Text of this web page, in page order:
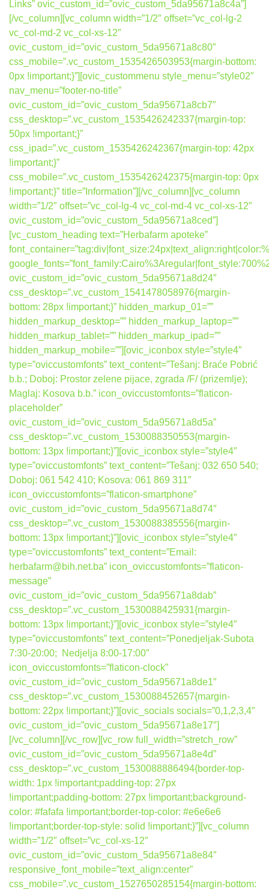
Links” ovic_custom_id=”ovic_custom_5da95671a8c4a”]
[/vc_column][vc_column width=”1/2″ offset=”vc_col-lg-2
vc_col-md-2 vc_col-xs-12″
ovic_custom_id=”ovic_custom_5da95671a8c80″
css_mobile=”.vc_custom_1535426503953{margin-bottom:
0px !important;}”][ovic_custommenu style_menu=”style02″
nav_menu=”footer-no-title”
ovic_custom_id=”ovic_custom_5da95671a8cb7″
css_desktop=”.vc_custom_1535426242337{margin-top:
50px !important;}”
css_ipad=”.vc_custom_1535426242367{margin-top: 42px
!important;}”
css_mobile=”.vc_custom_1535426242375{margin-top: 0px
!important;}” title=”Information”][/vc_column][vc_column
width=”1/2″ offset=”vc_col-lg-4 vc_col-md-4 vc_col-xs-12″
ovic_custom_id=”ovic_custom_5da95671a8ced”]
[vc_custom_heading text=”Herbafarm apoteke”
ovic_custom_id=”ovic_custom_5da95671a8d24″
css_desktop=”.vc_custom_1541478058976{margin-
bottom: 28px !important;}” hidden_markup_01=””
hidden_markup_desktop=”” hidden_markup_laptop=””
hidden_markup_tablet=”” hidden_markup_ipad=””
hidden_markup_mobile=””][ovic_iconbox style=”style4″
type=”oviccustomfonts” text_content=”Tešanj: Braće Pobrić
b.b.; Doboj: Prostor zelene pijace, zgrada /F/ (prizemlje);
Maglaj: Kosova b.b.” icon_oviccustomfonts=”flaticon-
placeholder”
ovic_custom_id=”ovic_custom_5da95671a8d5a”
css_desktop=”.vc_custom_1530088350553{margin-
bottom: 13px !important;}”][ovic_iconbox style=”style4″
type=”oviccustomfonts” text_content=”Tešanj: 032 650 540;
Doboj: 061 542 410; Kosova: 061 869 311″
icon_oviccustomfonts=”flaticon-smartphone”
ovic_custom_id=”ovic_custom_5da95671a8d74″
css_desktop=”.vc_custom_1530088385556{margin-
bottom: 13px !important;}”][ovic_iconbox style=”style4″
type=”oviccustomfonts” text_content=”Email:
herbafarm@bih.net.ba” icon_oviccustomfonts=”flaticon-
message”
ovic_custom_id=”ovic_custom_5da95671a8dab”
css_desktop=”.vc_custom_1530088425931{margin-
bottom: 13px !important;}”][ovic_iconbox style=”style4″
type=”oviccustomfonts” text_content=”Ponedjeljak-Subota
7:30-20:00; Nedjelja 8:00-17:00″
icon_oviccustomfonts=”flaticon-clock”
ovic_custom_id=”ovic_custom_5da95671a8de1″
css_desktop=”.vc_custom_1530088452657{margin-
bottom: 22px !important;}”][ovic_socials socials=”0,1,2,3,4″
ovic_custom_id=”ovic_custom_5da95671a8e17″]
[/vc_column][/vc_row][vc_row full_width=”stretch_row”
ovic_custom_id=”ovic_custom_5da95671a8e4d”
css_desktop=”.vc_custom_1530088886494{border-top-
width: 1px !important;padding-top: 27px
!important;padding-bottom: 27px !important;background-
color: #fafafa !important;border-top-color: #e6e6e6
!important;border-top-style: solid !important;}”][vc_column
width=”1/2″ offset=”vc_col-xs-12″
ovic_custom_id=”ovic_custom_5da95671a8e84″
responsive_font_mobile=”text_align:center”
css_mobile=”.vc_custom_1527650285154{margin-bottom: